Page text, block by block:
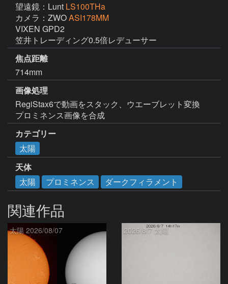
望遠鏡：Lunt LS100THa
カメラ：ZWOASI178MM
VIXEN GPD2
笠井トレーディング0.5倍レデューサー
焦点距離
714mm
画像処理
RegiStax6で動画をスタック、ウエーブレット変換
プロミネンス画像を合成
カテゴリー
太陽
天体
太陽
プロミネンス ダークフィラメント
関連作品
太陽 2026/08/07 2026/8/7 太陽